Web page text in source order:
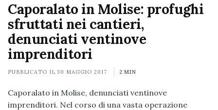
Caporalato in Molise: profughi
sfruttati nei cantieri,
denunciati ventinove
imprenditori
PUBBLICATO IL30 MAGGIO 2017 2 MIN
Caporalato in Molise, denunciati ventinove
imprenditori. Nel corso di una vasta operazione